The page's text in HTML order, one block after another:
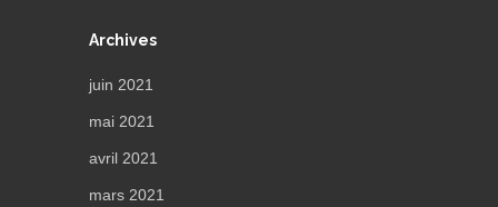
Archives
juin 2021
mai 2021
avril 2021
mars 2021